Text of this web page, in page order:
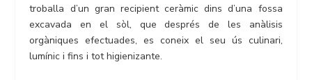
troballa d’un gran recipient ceràmic dins d’una fossa
excavada en el sòl, que després de les anàlisis
orgàniques efectuades, es coneix el seu ús culinari,
lumínic i fins i tot higienizante.